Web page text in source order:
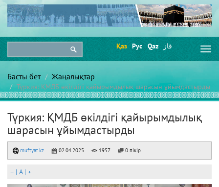
Қаз Рус Qaz قاز
Басты бет Жаңалықтар
Түркия: ҚМДБ өкілдігі қайырымдылық шарасын ұйымдастырды
Түркия: ҚМДБ өкілдігі қайырымдылық
шарасын ұйымдастырды
muftyat.kz 02.04.2025 1957 0 пікір
– | A| +